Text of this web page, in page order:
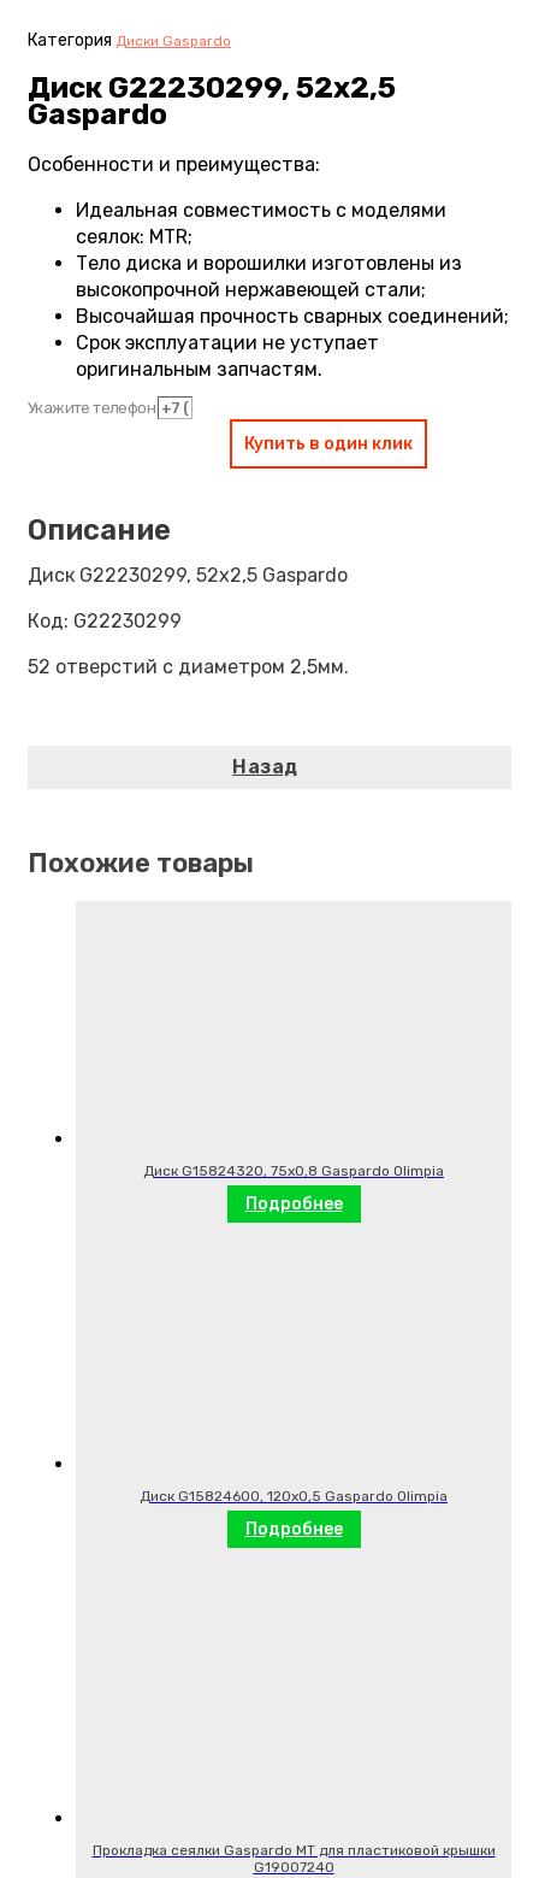
Категория Диски Gaspardo
Диск G22230299, 52х2,5
Gaspardo
Особенности и преимущества:
Идеальная совместимость с моделями
сеялок: MTR;
Тело диска и ворошилки изготовлены из
высокопрочной нержавеющей стали;
Высочайшая прочность сварных соединений;
Срок эксплуатации не уступает
оригинальным запчастям.
Укажите телефон
Купить в один клик
Диск G22230299, 52х2,5 Gaspardo
Код: G22230299
52 отверстий с диаметром 2,5мм.
Похожие товары
Диск G15824320, 75х0,8 Gaspardo Olimpia
Подробнее
Диск G15824600, 120х0,5 Gaspardo Olimpia
Подробнее
Прокладка сеялки Gaspardo MT для пластиковой крышки
G19007240